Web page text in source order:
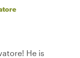
He is